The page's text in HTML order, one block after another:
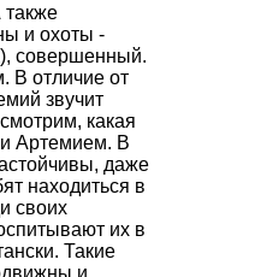
и охоты -
совершенный.
В отличие от
звучит
какая
Артемием. В
даже
находиться в
своих
их в
Такие
и